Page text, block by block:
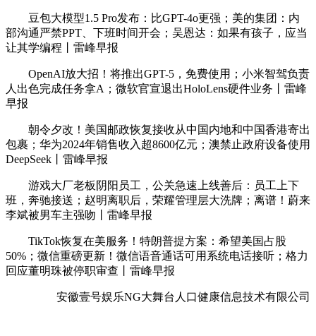
豆包大模型1.5 Pro发布：比GPT-4o更强；美的集团：内
部沟通严禁PPT、下班时间开会；吴恩达：如果有孩子，应当
让其学编程丨雷峰早报
OpenAI放大招！将推出GPT-5，免费使用；小米智驾负责
人出色完成任务拿A；微软官宣退出HoloLens硬件业务丨雷峰
早报
朝令夕改！美国邮政恢复接收从中国内地和中国香港寄出
包裹；华为2024年销售收入超8600亿元；澳禁止政府设备使用
DeepSeek丨雷峰早报
游戏大厂老板阴阳员工，公关急速上线善后：员工上下
班，奔驰接送；赵明离职后，荣耀管理层大洗牌；离谱！蔚来
李斌被男车主强吻丨雷峰早报
TikTok恢复在美服务！特朗普提方案：希望美国占股
50%；微信重磅更新！微信语音通话可用系统电话接听；格力
回应董明珠被停职审查丨雷峰早报
安徽壹号娱乐NG大舞台人口健康信息技术有限公司